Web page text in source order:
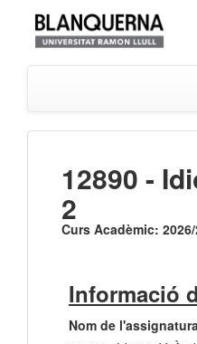
12890 -
2
Curs Acadèmic:
Informació
Nom de